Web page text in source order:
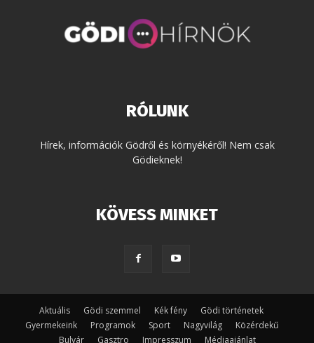
RÓLUNK
Hírek, információk Gödről és környékéről! Nem csak
Gödieknek!
KÖVESS MINKET
Aktuális Gödi szemmel Kék fény
Gödi történetek
Gyermekeink
Programok Sport Nagyvilág
Közérdekű
Bulvár
Gasztro Impresszum Médiaajánlat